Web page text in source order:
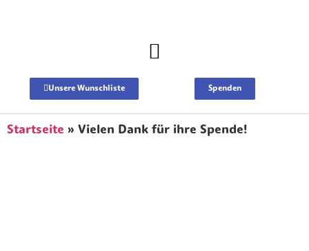
Unsere Wunschliste Spenden
Startseite » Vielen Dank für ihre Spende!